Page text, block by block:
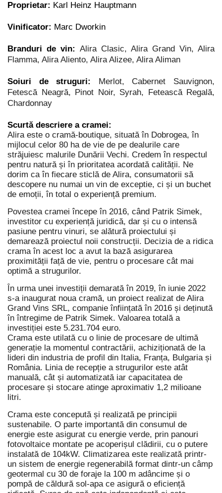
Proprietar: Karl Heinz Hauptmann
Vinificator: Marc Dworkin
Branduri de vin: Alira Clasic, Alira Grand Vin, Alira
Flamma, Alira Aliento, Alira Alizee, Alira Aliman
Soiuri de struguri:
Merlot, Cabernet Sauvignon,
Fetescă Neagră, Pinot Noir, Syrah, Fetească Regală,
Chardonnay
Scurtă descriere a cramei:
Alira este o cramă-boutique, situată în Dobrogea, în
mijlocul celor 80 ha de vie de pe dealurile care
străjuiesc malurile Dunării Vechi. Credem în respectul
pentru natură și în prioritatea acordată calității. Ne
dorim ca în fiecare sticlă de Alira, consumatorii să
descopere nu numai un vin de exceptie, ci și un buchet
de emoții, în total o experiență premium.
Povestea cramei începe în 2016, când Patrik Simek,
investitor cu experiență juridică, dar și cu o intensă
pasiune pentru vinuri, se alătură proiectului și
demarează proiectul noii construcții. Decizia de a ridica
crama în acest loc a avut la bază asigurarea
proximității față de vie, pentru o procesare cât mai
optimă a strugurilor.
În urma unei investiții demarată în 2019, în iunie 2022
s-a inaugurat noua cramă, un proiect realizat de Alira
Grand Vins SRL, companie înființată în 2016 și deținută
în întregime de Patrik Simek. Valoarea totală a
investiției este 5.231.704 euro.
Crama este utilată cu o linie de procesare de ultimă
generație la momentul contractării, achiziționată de la
lideri din industria de profil din Italia, Franța, Bulgaria și
România. Linia de recepție a strugurilor este atât
manuală, cât și automatizată iar capacitatea de
procesare și stocare atinge aproximativ 1,2 milioane
litri.
Crama este concepută și realizată pe principii
sustenabile. O parte importantă din consumul de
energie este asigurat cu energie verde, prin panouri
fotovoltaice montate pe acoperișul clădirii, cu o putere
instalată de 104kW. Climatizarea este realizată printr-
un sistem de energie regenerabilă format dintr-un câmp
geotermal cu 30 de foraje la 100 m adâncime și o
pompă de căldură sol-apa ce asigură o eficiență